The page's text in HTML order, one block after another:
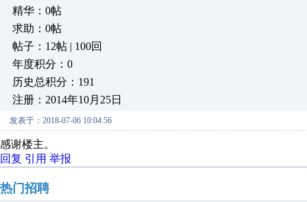
精华：0帖
求助：0帖
帖子：12帖 | 100回
年度积分：0
历史总积分：191
注册：2014年10月25日
发表于：2018-07-06 10:04:56
感谢楼主。
回复 引用 举报
热门招聘